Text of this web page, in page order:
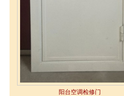
阳台空调检修门